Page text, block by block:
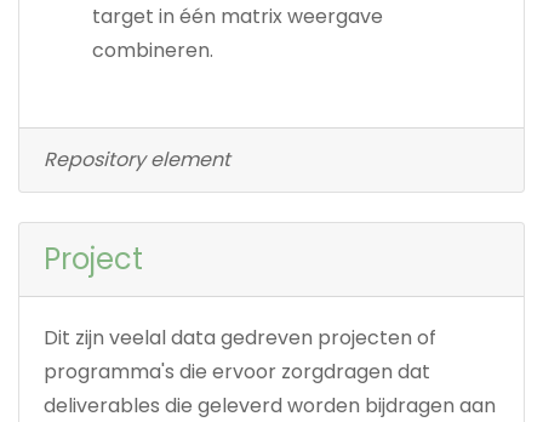
target in één matrix weergave
combineren.
Repository element
Project
Dit zijn veelal data gedreven projecten of
programma's die ervoor zorgdragen dat
deliverables die geleverd worden bijdragen aan